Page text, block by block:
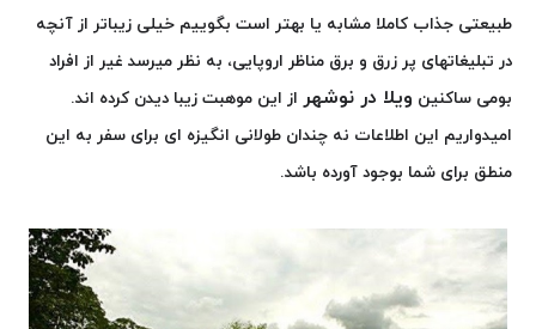
طبیعتی جذاب کاملا مشابه یا بهتر است بگوییم خیلی زیباتر از آنچه
در تبلیغاتهای پر زرق و برق مناظر اروپایی، به نظر میرسد غیر از افراد
بومی ساکنین ویلا در نوشهر از این موهبت زیبا دیدن کرده اند.
امیدواریم این اطلاعات نه چندان طولانی انگیزه ای برای سفر به این
منطق برای شما بوجود آورده باشد.